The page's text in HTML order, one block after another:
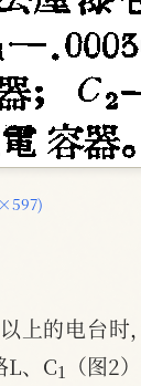
上的电台
L、C
1
（图2